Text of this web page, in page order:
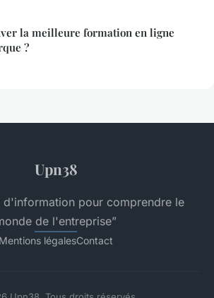
la meilleure formation en ligne
?
Upn38
d'information pour comprendre le
de l'entreprise”
Mentions légalesContact